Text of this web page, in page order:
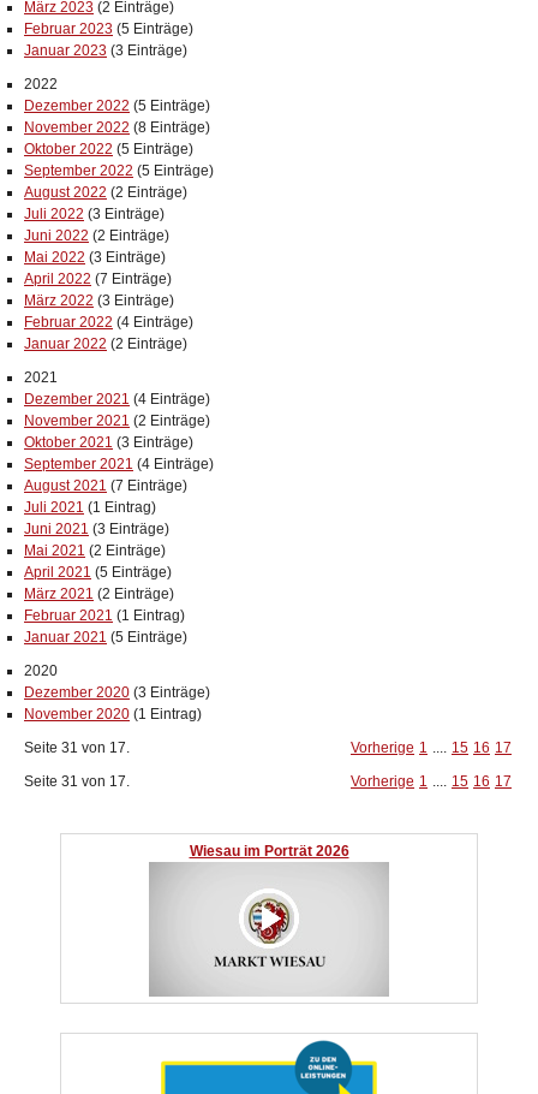
März 2023 (2 Einträge)
Februar 2023 (5 Einträge)
Januar 2023 (3 Einträge)
2022
Dezember 2022 (5 Einträge)
November 2022 (8 Einträge)
Oktober 2022 (5 Einträge)
September 2022 (5 Einträge)
August 2022 (2 Einträge)
Juli 2022 (3 Einträge)
Juni 2022 (2 Einträge)
Mai 2022 (3 Einträge)
April 2022 (7 Einträge)
März 2022 (3 Einträge)
Februar 2022 (4 Einträge)
Januar 2022 (2 Einträge)
2021
Dezember 2021 (4 Einträge)
November 2021 (2 Einträge)
Oktober 2021 (3 Einträge)
September 2021 (4 Einträge)
August 2021 (7 Einträge)
Juli 2021 (1 Eintrag)
Juni 2021 (3 Einträge)
Mai 2021 (2 Einträge)
April 2021 (5 Einträge)
März 2021 (2 Einträge)
Februar 2021 (1 Eintrag)
Januar 2021 (5 Einträge)
2020
Dezember 2020 (3 Einträge)
November 2020 (1 Eintrag)
Seite 31 von 17.
Vorherige 1 .... 15 16 17
Seite 31 von 17.
Vorherige 1 .... 15 16 17
Wiesau im Porträt 2026